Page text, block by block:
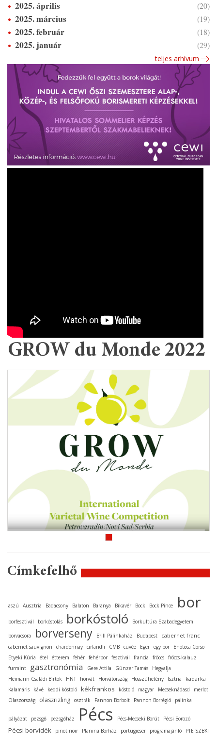
2025. április (20)
2025. március (19)
2025. február (18)
2025. január (29)
teljes arhívum
GROW du Monde 2022
Címkefelhő
aszú Ausztria Badacsony Balaton Baranya Bikavér Bock Bock Pince bor
borfesztivál borkóstolás borkóstoló Borkultúra Szabadegyetem
borvacsora borverseny Brill Pálinkaház Budapest cabernet franc
cabernet sauvignon chardonnay cirfandli CMB cuvée Eger egy bor
Enoteca Corso
Etyeki Kúria
étel étterem fehér fehérbor fesztivál francia fröccs fröccs-kalauz
furmint
gasztronómia Gere Attila Günzer Tamás
Hegyalja
Heimann Családi Birtok
HNT horvát Horvátország Hosszúhetény Isztria kadarka
Kalamáris kávé keddi kóstoló kékfrankos kóstoló magyar Mecseknádasd
merlot
Olaszország
olaszrizling osztrák Pannon Borbolt Pannon Borrégió pálinka
pályázat pezsgő pezsgőház Pécs Pécs-Mecseki Borút Pécsi Borozó
Pécsi borvidék pinot noir Planina Borház portugieser programajánló
PTE SZBKI